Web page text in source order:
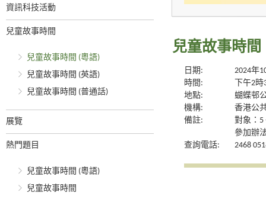
資訊科技活動
兒童故事時間
兒童故事時間 (粵語)
兒童故事時間 (英語)
兒童故事時間 (普通話)
展覽
熱門題目
兒童故事時間 (粵語)
兒童故事時間
兒童故事時間
日期:
2024年
時間:
下午2
地點:
蝴蝶邨
機構:
香港公
備註:
對象：5
參加辦
查詢電話:
2468